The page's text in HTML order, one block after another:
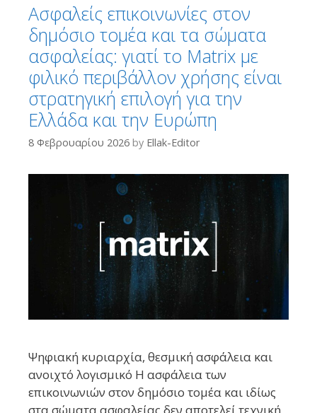
Ασφαλείς επικοινωνίες στον
δημόσιο τομέα και τα σώματα
ασφαλείας: γιατί το Matrix με
φιλικό περιβάλλον χρήσης είναι
στρατηγική επιλογή για την
Ελλάδα και την Ευρώπη
8 Φεβρουαρίου 2026 by Ellak-Editor
Ψηφιακή κυριαρχία, θεσμική ασφάλεια και
ανοιχτό λογισμικό Η ασφάλεια των
επικοινωνιών στον δημόσιο τομέα και ιδίως